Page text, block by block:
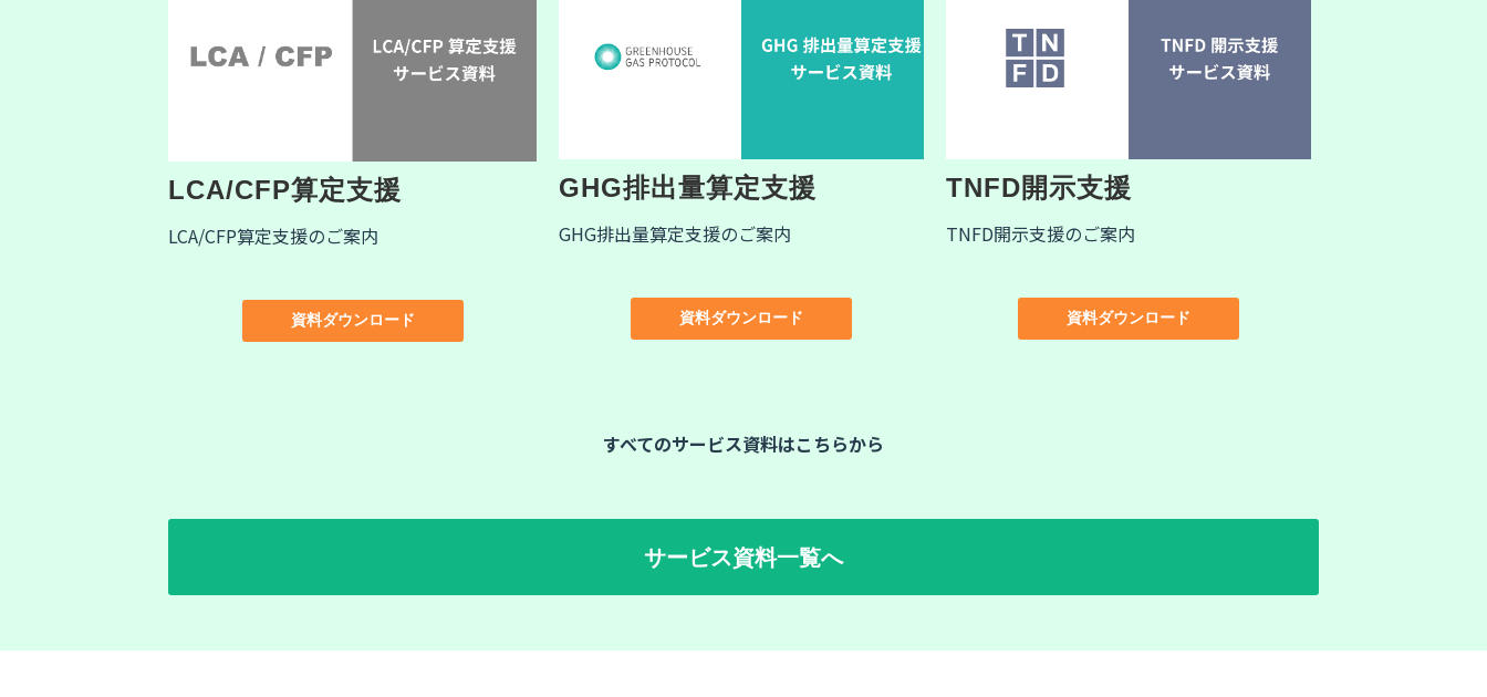
LCA/CFP算定支援
LCA/CFP算定支援のご案内
資料ダウンロード
GHG排出量算定支援
GHG排出量算定支援のご案内
資料ダウンロード
TNFD開示支援
TNFD開示支援のご案内
資料ダウンロード
すべてのサービス資料はこちらから
サービス資料一覧へ